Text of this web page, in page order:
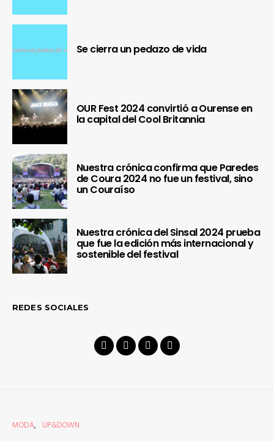
Se cierra un pedazo de vida
OUR Fest 2024 convirtió a Ourense en
la capital del Cool Britannia
Nuestra crónica confirma que Paredes
de Coura 2024 no fue un festival, sino
un Couraíso
Nuestra crónica del Sinsal 2024 prueba
que fue la edición más internacional y
sostenible del festival
REDES SOCIALES
MODA UP&DOWN